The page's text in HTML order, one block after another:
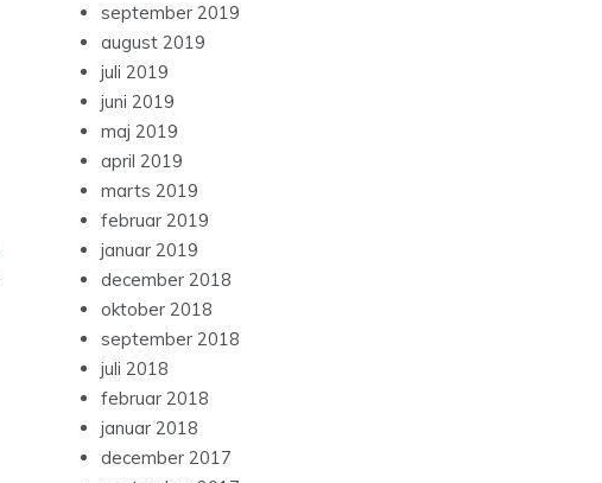
september 2019
august 2019
juli 2019
juni 2019
maj 2019
april 2019
marts 2019
februar 2019
januar 2019
december 2018
oktober 2018
september 2018
juli 2018
februar 2018
januar 2018
december 2017